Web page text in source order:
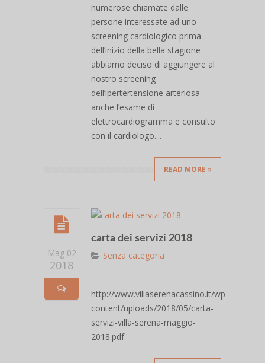
numerose chiamate dalle
persone interessate ad uno
screening cardiologico prima
dell’inizio della bella stagione
abbiamo deciso di aggiungere al
nostro screening
dell’ipertertensione arteriosa
anche l’esame di
elettrocardiogramma e consulto
con il cardiologo....
READ MORE
Mag 02
2018
carta dei servizi 2018
Senza categoria
http://www.villaserenacassino.it/wp-
content/uploads/2018/05/carta-
servizi-villa-serena-maggio-
2018.pdf